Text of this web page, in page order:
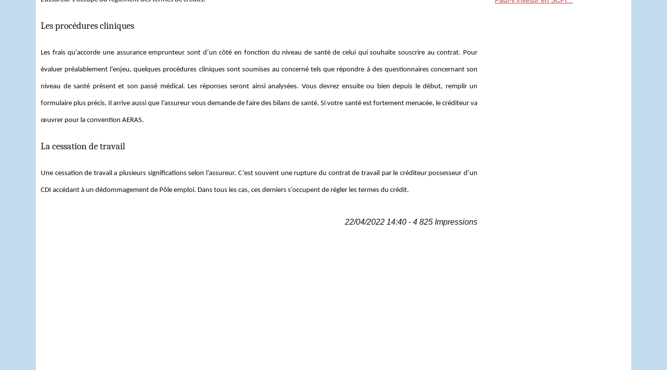
Les procédures cliniques
Les frais qu’accorde une assurance emprunteur sont d’un côté en fonction du niveau de santé de celui qui souhaite souscrire au contrat. Pour
évaluer préalablement l’enjeu, quelques procédures cliniques sont soumises au concerné tels que répondre à des questionnaires concernant son
niveau de santé présent et son passé médical. Les réponses seront ainsi analysées. Vous devrez ensuite ou bien depuis le début, remplir un
formulaire plus précis. Il arrive aussi que l’assureur vous demande de faire des bilans de santé. Si votre santé est fortement menacée, le créditeur va
œuvrer pour la convention AERAS.
La cessation de travail
Une cessation de travail a plusieurs significations selon l’assureur. C’est souvent une rupture du contrat de travail par le créditeur possesseur d’un
CDI accédant à un dédommagement de Pôle emploi. Dans tous les cas, ces derniers s’occupent de régler les termes du crédit.
22/04/2022 14:40 - 4 825 Impressions